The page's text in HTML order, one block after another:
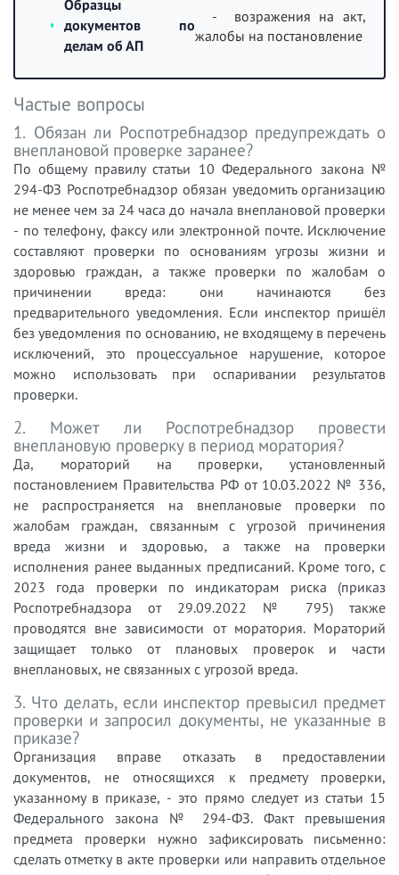
Образцы
документов по
делам об АП
- возражения на акт,
жалобы на постановление
Частые вопросы
1. Обязан ли Роспотребнадзор предупреждать о
внеплановой проверке заранее?
По общему правилу статьи 10 Федерального закона №
294-ФЗ Роспотребнадзор обязан уведомить организацию
не менее чем за 24 часа до начала внеплановой проверки
- по телефону, факсу или электронной почте. Исключение
составляют проверки по основаниям угрозы жизни и
здоровью граждан, а также проверки по жалобам о
причинении вреда: они начинаются без
предварительного уведомления. Если инспектор пришёл
без уведомления по основанию, не входящему в перечень
исключений, это процессуальное нарушение, которое
можно использовать при оспаривании результатов
проверки.
2. Может ли Роспотребнадзор провести
внеплановую проверку в период моратория?
Да, мораторий на проверки, установленный
постановлением Правительства РФ от 10.03.2022 № 336,
не распространяется на внеплановые проверки по
жалобам граждан, связанным с угрозой причинения
вреда жизни и здоровью, а также на проверки
исполнения ранее выданных предписаний. Кроме того, с
2023 года проверки по индикаторам риска (приказ
Роспотребнадзора от 29.09.2022 № 795) также
проводятся вне зависимости от моратория. Мораторий
защищает только от плановых проверок и части
внеплановых, не связанных с угрозой вреда.
3. Что делать, если инспектор превысил предмет
проверки и запросил документы, не указанные в
приказе?
Организация вправе отказать в предоставлении
документов, не относящихся к предмету проверки,
указанному в приказе, - это прямо следует из статьи 15
Федерального закона № 294-ФЗ. Факт превышения
предмета проверки нужно зафиксировать письменно:
сделать отметку в акте проверки или направить отдельное